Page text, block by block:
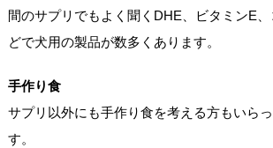
間のサプリでもよく聞くDHE、ビタミンE
どで犬用の製品が数多くあります。
手作り食
サプリ以外にも手作り食を考える方もいら
す。